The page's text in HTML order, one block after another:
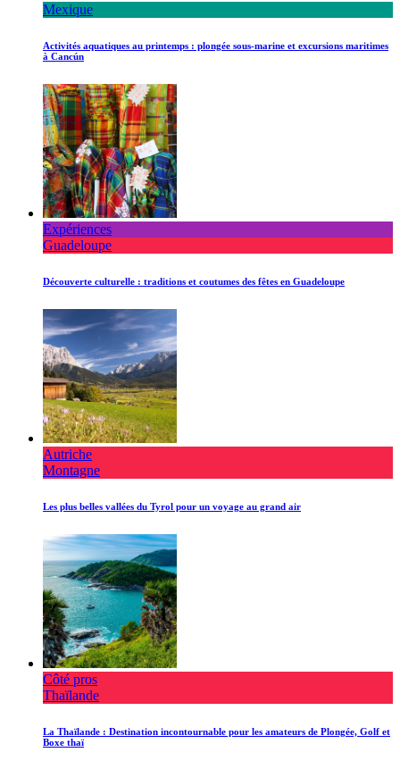
Mexique
Activités aquatiques au printemps : plongée sous-marine et excursions maritimes
à Cancún
Expériences
Guadeloupe
Découverte culturelle : traditions et coutumes des fêtes en Guadeloupe
Autriche
Montagne
Les plus belles vallées du Tyrol pour un voyage au grand air
Côté pros
Thaïlande
La Thaïlande : Destination incontournable pour les amateurs de Plongée, Golf et
Boxe thaï